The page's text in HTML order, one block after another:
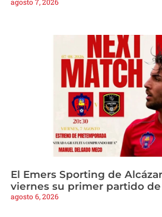
agosto 7, 2026
El Emers Sporting de
viernes su primer partido
agosto 6, 2026